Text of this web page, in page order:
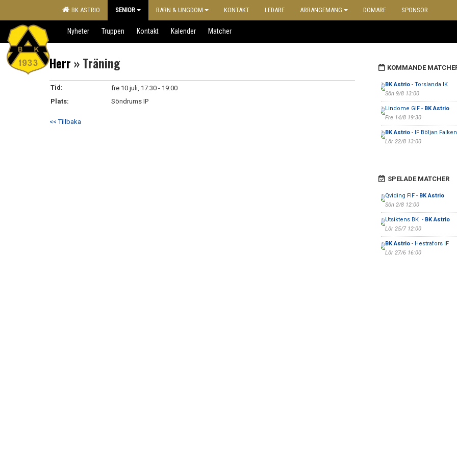
BK ASTRIO SENIOR BARN & UNGDOM KONTAKT LEDARE ARRANGEMANG DOMARE SPONSOR
Nyheter Truppen Kontakt Kalender Matcher
Herr » Träning
Tid:
fre 10 juli, 17:30 - 19:00
Plats:
Söndrums IP
<< Tillbaka
KOMMANDE
BK Astrio- Torslanda IK
Sön 9/8 13:00
Lindome GIF - BK Astrio
Fre 14/8 19:30
BK Astrio- IF Böljan
Lör 22/8 13:00
SPELADE MATCHER
Qviding FIF - BK Astrio
Sön 2/8 12:00
Utsiktens BK - BK Astrio
Lör 25/7 12:00
BK Astrio- Hestrafors IF
Lör 27/6 16:00